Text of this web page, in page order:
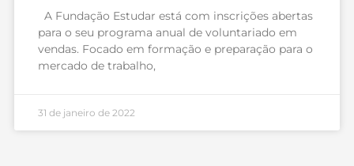
A Fundação Estudar está com inscrições abertas
para o seu programa anual de voluntariado em
vendas. Focado em formação e preparação para o
mercado de trabalho,
31 de janeiro de 2022